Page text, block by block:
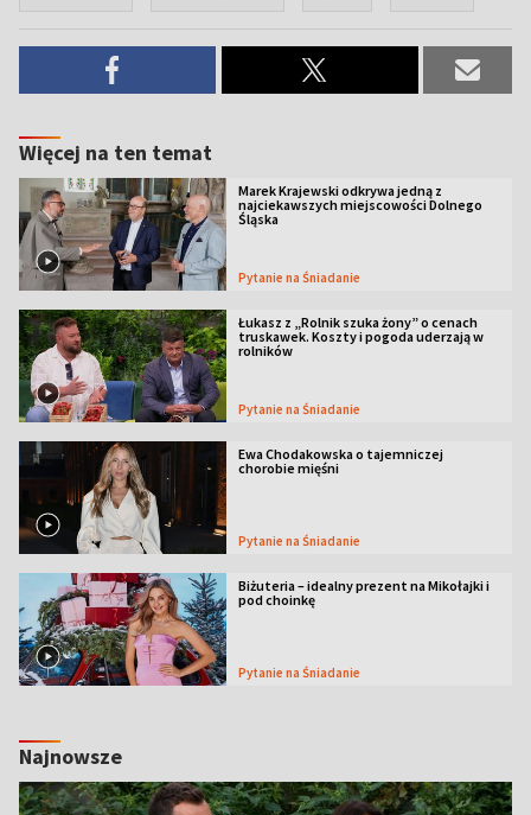
Więcej na ten temat
Marek Krajewski odkrywa jedną z
najciekawszych miejscowości Dolnego
Śląska
Pytanie na Śniadanie
Łukasz z „Rolnik szuka żony” o cenach
truskawek. Koszty i pogoda uderzają w
rolników
Pytanie na Śniadanie
Ewa Chodakowska o tajemniczej
chorobie mięśni
Pytanie na Śniadanie
Biżuteria – idealny prezent na Mikołajki i
pod choinkę
Pytanie na Śniadanie
Najnowsze